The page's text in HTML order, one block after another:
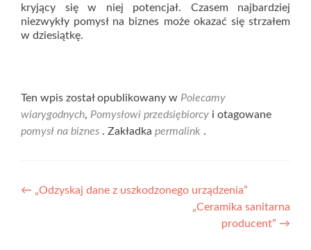
kryjący się w niej potencjał. Czasem najbardziej
niezwykły pomysł na biznes może okazać się strzałem
w dziesiątkę.
Ten wpis został opublikowany w Polecamy
wiarygodnych, Pomysłowi przedsiębiorcy i otagowane
pomysł na biznes . Zakładka permalink .
Nawigacja
← „Odzyskaj dane z uszkodzonego urządzenia”
„Ceramika sanitarna
producent” →